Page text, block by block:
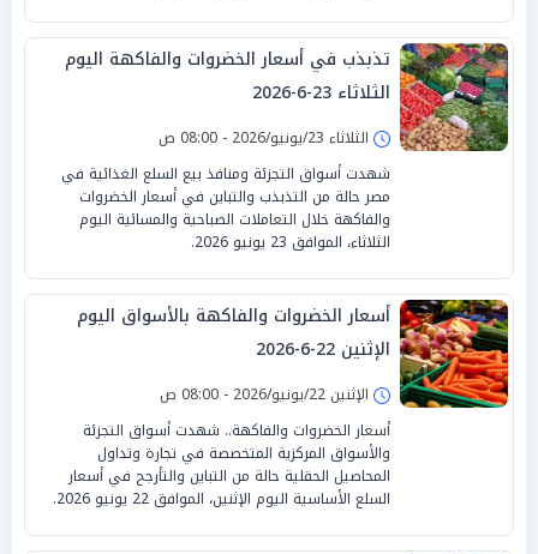
تذبذب في أسعار الخضروات والفاكهة اليوم
الثلاثاء 23-6-2026
الثلاثاء 23/يونيو/2026 - 08:00 ص
شهدت أسواق التجزئة ومنافذ بيع السلع الغذائية في
مصر حالة من التذبذب والتباين في أسعار الخضروات
والفاكهة خلال التعاملات الصباحية والمسائية اليوم
الثلاثاء، الموافق 23 يونيو 2026.
أسعار الخضروات والفاكهة بالأسواق اليوم
الإثنين 22-6-2026
الإثنين 22/يونيو/2026 - 08:00 ص
أسعار الخضروات والفاكهة.. شهدت أسواق التجزئة
والأسواق المركزية المتخصصة في تجارة وتداول
المحاصيل الحقلية حالة من التباين والتأرجح في أسعار
السلع الأساسية اليوم الإثنين، الموافق 22 يونيو 2026.